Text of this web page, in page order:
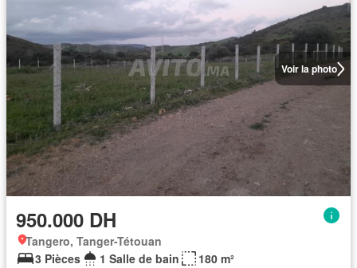
Voir la photo
950.000 DH
Tangero, Tanger-Tétouan
3 Pièces
1 Salle de bain 180 m²